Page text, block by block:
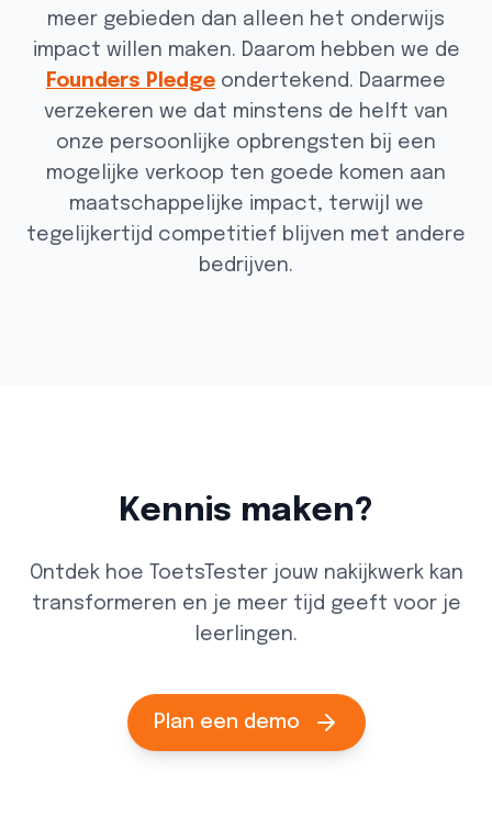
meer gebieden dan alleen het onderwijs
impact willen maken. Daarom hebben we de
Founders Pledge ondertekend. Daarmee
verzekeren we dat minstens de helft van
onze persoonlijke opbrengsten bij een
mogelijke verkoop ten goede komen aan
maatschappelijke impact, terwijl we
tegelijkertijd competitief blijven met andere
bedrijven.
Kennis maken?
Ontdek hoe ToetsTester jouw nakijkwerk kan
transformeren en je meer tijd geeft voor je
leerlingen.
Plan een demo